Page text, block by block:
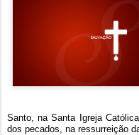
Santo, na Santa Igreja
dos pecados, na ressurreição